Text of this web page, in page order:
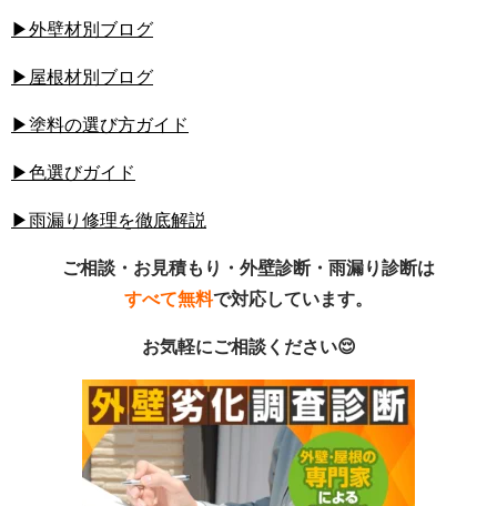
▶外壁材別ブログ
▶屋根材別ブログ
▶塗料の選び方ガイド
▶色選びガイド
▶雨漏り修理を徹底解説
ご相談・お見積もり・外壁診断・雨漏り診断は
すべて無料で対応しています。
お気軽にご相談ください😌